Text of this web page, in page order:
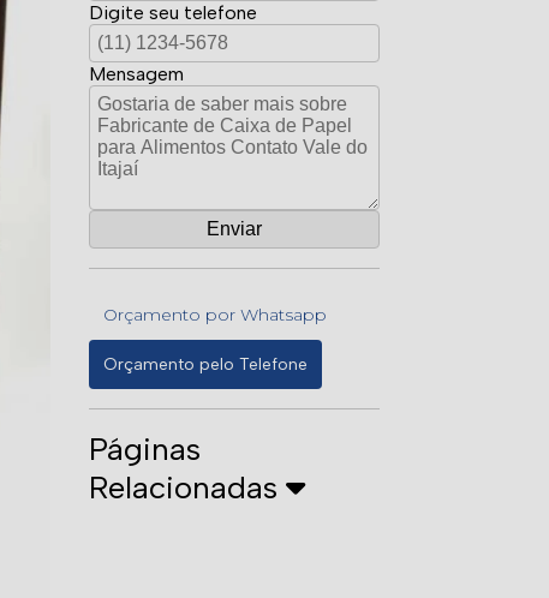
Digite seu telefone
Mensagem
Orçamento por Whatsapp
Orçamento pelo Telefone
Páginas
Relacionadas